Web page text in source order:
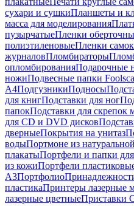
сухари и сушкиПланшеты и
масса для моделирования
пузырчатыеПленки
полиэтиленовыеПленки
журналовПломбираторы
опломбированияПодарочные
ножиПодвесные папки
А4ПодгузникиПодносы
для книгПодставки для ног
папокПодставки для скрепок
для CD и DVD дисков
дверныеПокрытия на унитаз
водыПортмоне из
плакатыПортфели и папки
из кожиПортфели
А3Портфолио
пластикаПринтеры лазерные
лазерные цветныеПриставки